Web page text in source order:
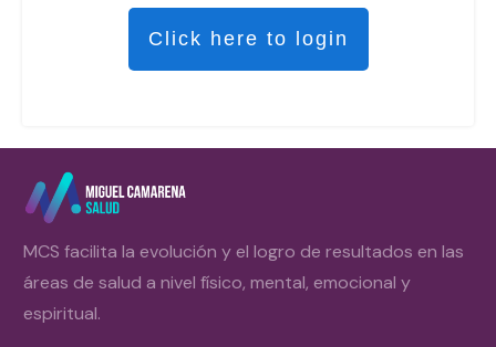
Click here to login
MCS facilita la evolución y el logro de resultados en las
áreas de salud a nivel físico, mental, emocional y
espiritual.